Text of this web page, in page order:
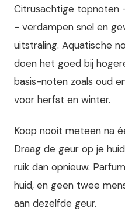
Citrusachtige topnoten
- verdampen snel en
uitstraling. Aquatische
doen het goed bij
basis-noten zoals oud
voor herfst en winter.
Koop nooit meteen na
Draag de geur op je
ruik dan opnieuw.
huid, en geen twee
aan dezelfde geur.